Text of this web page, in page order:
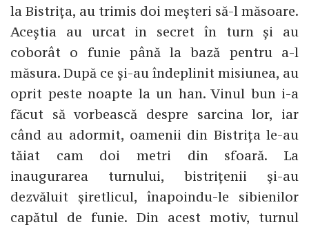
la Bistrița, au trimis doi meșteri să-l măsoare.
Aceștia au urcat in secret în turn și au
coborât o funie până la bază pentru a-l
măsura. După ce și-au îndeplinit misiunea, au
oprit peste noapte la un han. Vinul bun i-a
făcut să vorbească despre sarcina lor, iar
când au adormit, oamenii din Bistrița le-au
tăiat cam doi metri din sfoară. La
inaugurarea turnului, bistrițenii şi-au
dezvăluit şiretlicul, înapoindu-le sibienilor
capătul de funie. Din acest motiv, turnul